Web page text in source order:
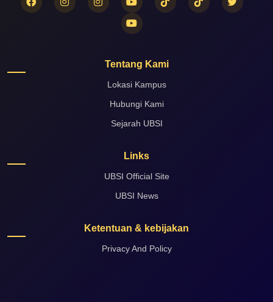
Tentang Kami
Lokasi Kampus
Hubungi Kami
Sejarah UBSI
Links
UBSI Official Site
UBSI News
Ketentuan & kebijakan
Privacy And Policy